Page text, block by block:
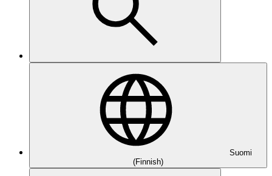
Suomi
(Finnish)